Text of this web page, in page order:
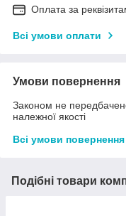
Оплата за
Всі умови оплати
Умови повернення
Законом не
належної якості
Всі умови повернення
Подібні товари